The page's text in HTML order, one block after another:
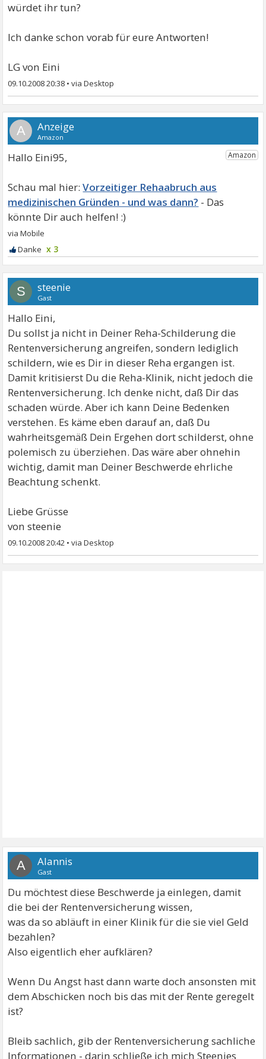
würdet ihr tun?
Ich danke schon vorab für eure Antworten!
LG von Eini
09.10.2008 20:38 •
A
Hallo Eini95,
Vorzeitiger Rehaabruch aus
medizinischen Gründen - und was dann?
x 3
S steenie
Gast
Hallo Eini,
Du sollst ja nicht in Deiner Reha-Schilderung die
Rentenversicherung angreifen, sondern lediglich
schildern, wie es Dir in dieser Reha ergangen ist.
Damit kritisierst Du die Reha-Klinik, nicht jedoch die
Rentenversicherung. Ich denke nicht, daß Dir das
schaden würde. Aber ich kann Deine Bedenken
verstehen. Es käme eben darauf an, daß Du
wahrheitsgemäß Dein Ergehen dort schilderst, ohne
polemisch zu überziehen. Das wäre aber ohnehin
wichtig, damit man Deiner Beschwerde ehrliche
Beachtung schenkt.
Liebe Grüsse
von steenie
09.10.2008 20:42 •
A Alannis
Gast
Du möchtest diese Beschwerde ja einlegen, damit
die bei der Rentenversicherung wissen,
was da so abläuft in einer Klinik für die sie viel Geld
bezahlen?
Also eigentlich eher aufklären?
Wenn Du Angst hast dann warte doch ansonsten mit
dem Abschicken noch bis das mit der Rente geregelt
ist?
Bleib sachlich, gib der Rentenversicherung sachliche
Informationen - darin schließe ich mich Steenies